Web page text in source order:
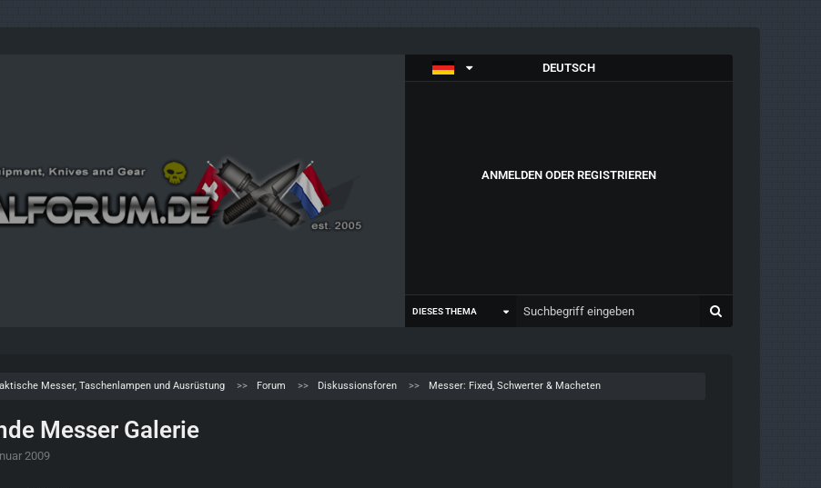
DEUTSCH
ANMELDEN ODER REGISTRIEREN
DIESES THEMA
Messer, Taschenlampen und Ausrüstung Forum Diskussionsforen Messer: Fixed, Schwerter & Macheten
Messer Galerie
2009